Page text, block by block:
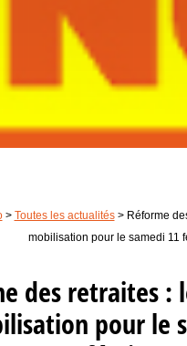
> Toutes les actualités> Réforme
mobilisation pour le samedi 11
des retraites :
pour le